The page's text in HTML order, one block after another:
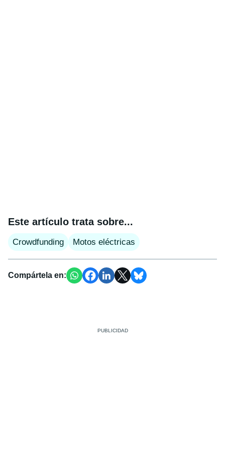
Este artículo trata sobre...
Crowdfunding Motos eléctricas
Compártela en: